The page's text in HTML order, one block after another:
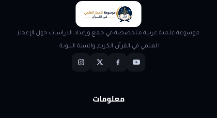
موسوعة علمية عربية متخصصة في جمع وإعداد الدراسات حول الإعجاز
العلمي في القرآن الكريم والسنة النبوية.
معلومات